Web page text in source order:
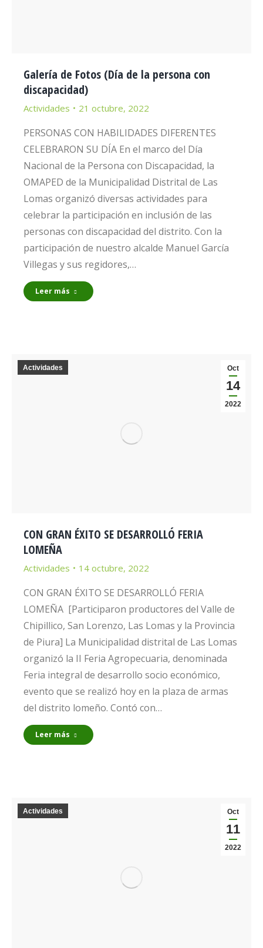
Galería de Fotos (Día de la persona con
discapacidad)
Actividades 21 octubre, 2022
PERSONAS CON HABILIDADES DIFERENTES
CELEBRARON SU DÍA En el marco del Día
Nacional de la Persona con Discapacidad, la
OMAPED de la Municipalidad Distrital de Las
Lomas organizó diversas actividades para
celebrar la participación en inclusión de las
personas con discapacidad del distrito. Con la
participación de nuestro alcalde Manuel García
Villegas y sus regidores,…
Leer más
Oct
14
2022
Actividades
CON GRAN ÉXITO SE DESARROLLÓ FERIA
LOMEÑA
Actividades 14 octubre, 2022
CON GRAN ÉXITO SE DESARROLLÓ FERIA
LOMEÑA [Participaron productores del Valle de
Chipillico, San Lorenzo, Las Lomas y la Provincia
de Piura] La Municipalidad distrital de Las Lomas
organizó la II Feria Agropecuaria, denominada
Feria integral de desarrollo socio económico,
evento que se realizó hoy en la plaza de armas
del distrito lomeño. Contó con…
Leer más
Oct
11
2022
Actividades